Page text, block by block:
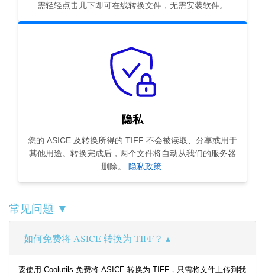
需轻轻点击几下即可在线转换文件，无需安装软件。
隐私
您的 ASICE 及转换所得的 TIFF 不会被读取、分享或用于
其他用途。转换完成后，两个文件将自动从我们的服务器
删除。
隐私政策
常见问题 ▼
如何免费将 ASICE 转换为 TIFF？
要使用 Coolutils 免费将 ASICE 转换为 TIFF，只需将文件上传到我